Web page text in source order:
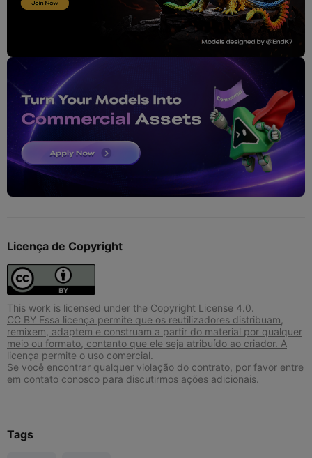
Licença de Copyright
This work is licensed under the Copyright License 4.0.
CC BY Essa licença permite que os reutilizadores distribuam,
remixem, adaptem e construam a partir do material por qualquer
meio ou formato, contanto que ele seja atribuído ao criador. A
licença permite o uso comercial.
Se você encontrar qualquer violação do contrato, por favor entre
em contato conosco para discutirmos ações adicionais.
Tags